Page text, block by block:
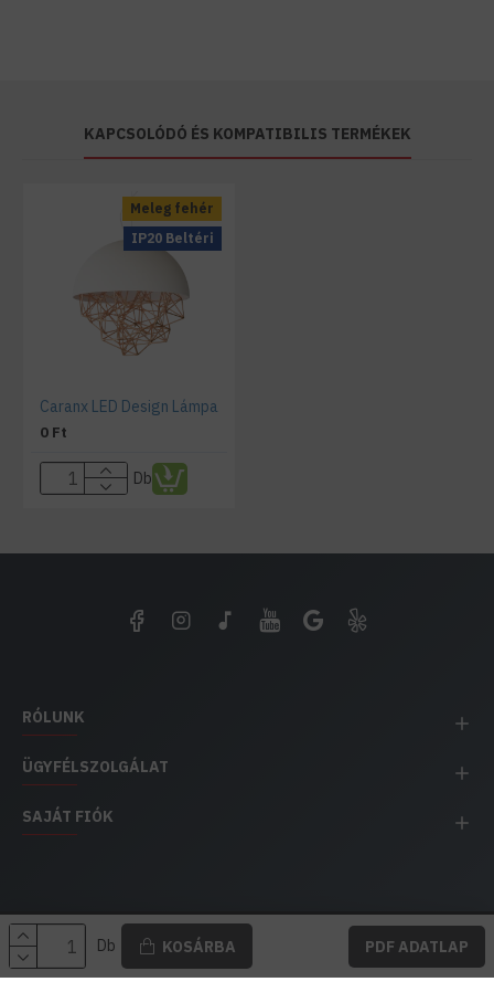
Db KOSÁRBA PDF ADATLAP
KAPCSOLÓDÓ ÉS KOMPATIBILIS TERMÉKEK
Meleg fehér
IP20 Beltéri
Caranx LED Design Lámpa
0 Ft
Db
RÓLUNK
ÜGYFÉLSZOLGÁLAT
SAJÁT FIÓK
EH IMPEX / Copyright © 1991-2025 Energia Háza